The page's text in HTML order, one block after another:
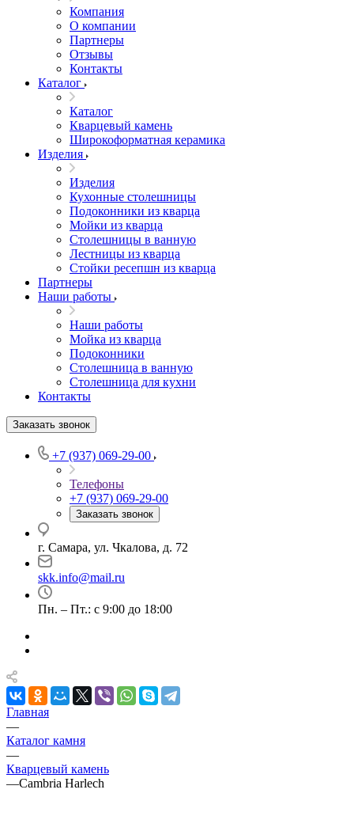
Компания
О компании
Партнеры
Отзывы
Контакты
Каталог
Каталог
Кварцевый камень
Широкоформатная керамика
Изделия
Изделия
Кухонные столешницы
Подоконники из кварца
Мойки из кварца
Столешницы в ванную
Лестницы из кварца
Стойки ресепшн из кварца
Партнеры
Наши работы
Наши работы
Мойка из кварца
Подоконники
Столешница в ванную
Столешница для кухни
Контакты
Заказать звонок
+7 (937) 069-29-00
Телефоны
+7 (937) 069-29-00
Заказать звонок
г. Самара, ул. Чкалова, д. 72
skk.info@mail.ru
Пн. – Пт.: с 9:00 до 18:00
Главная
—
Каталог камня
—
Кварцевый камень
—Cambria Harlech